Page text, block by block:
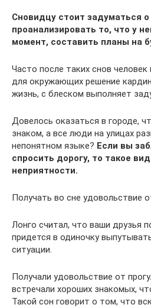
Сновидцу стоит задуматься
проанализировать то, что у
момент, составить планы на
Часто после таких снов
для окружающих решение
жизнь, с блеском выполняет
Довелось оказаться в городе,
знаком, а все люди на улицах
непонятном языке? Если вы
спросить дорогу, то такое
неприятности.
Получать во сне удовольствие
Лонго считал, что ваши друзья
придется в одиночку
ситуации.
Получали удовольствие от
встречали хороших знакомых,
Такой сон говорит о том, что